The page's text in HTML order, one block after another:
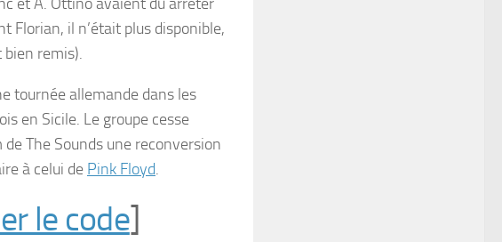
Florian, il n’était plus disponible,
bien remis).
tournée allemande dans les
en Sicile. Le groupe cesse
The Sounds une reconversion
à celui de Pink Floyd.
le code]